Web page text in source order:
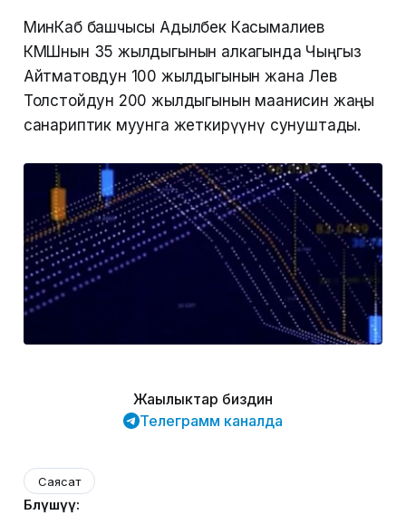
МинКаб башчысы Адылбек Касымалиев
КМШнын 35 жылдыгынын алкагында Чыңгыз
Айтматовдун 100 жылдыгынын жана Лев
Толстойдун 200 жылдыгынын маанисин жаңы
санариптик муунга жеткирүүнү сунуштады.
Жаңылыктар биздин
Телеграмм каналда
Саясат
Бөлүшүү: